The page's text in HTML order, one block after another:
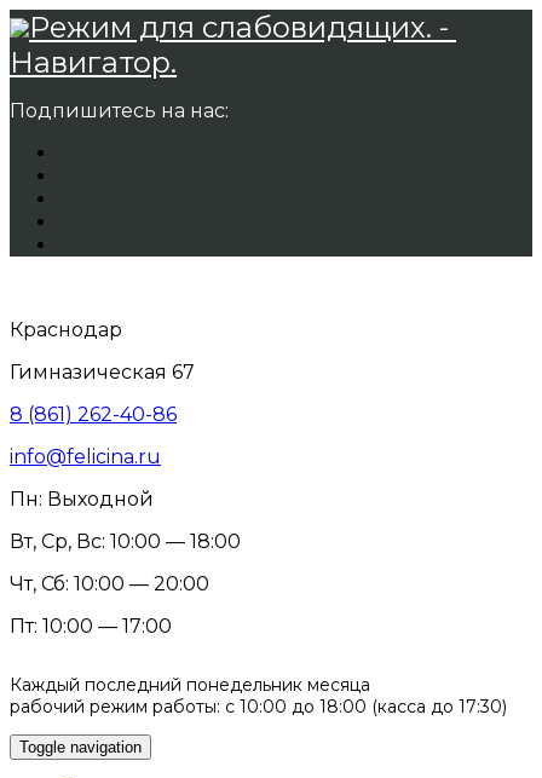
Режим для слабовидящих. -
Навигатор.
Подпишитесь на нас:
Краснодар
Гимназическая 67
8 (861) 262-40-86
info@felicina.ru
Пн: Выходной
Вт, Ср, Вс: 10:00 — 18:00
Чт, Сб: 10:00 — 20:00
Пт: 10:00 — 17:00
Каждый последний понедельник месяца
рабочий режим работы: с 10:00 до 18:00 (касса до 17:30)
Toggle navigation